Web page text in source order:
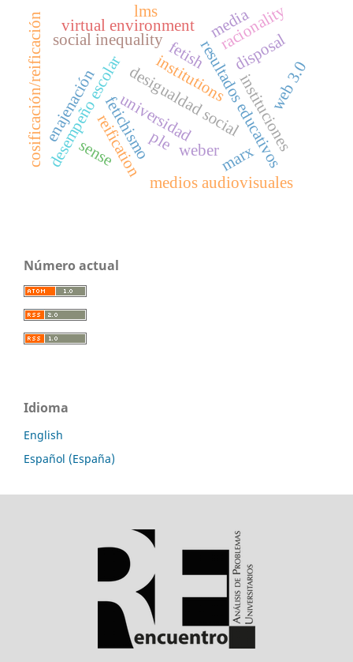
universidad
fetichismo resultados educativos
desempeño escolar
social inequality
desigualdad social
racionality
weber
institutionsinstituciones
fetish disposal
reification
enajenación
cosificación/reificación marx
media
medios audiovisuales
virtual environment
ple
lms
web 3.0
sense
Número actual
Idioma
English
Español (España)